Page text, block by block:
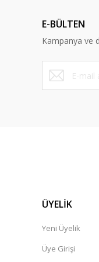
Ürün
Ürün
Bu
E-BÜLTEN
Kampanya ve
ÜYELİK
Yeni Üyelik
Üye Girişi